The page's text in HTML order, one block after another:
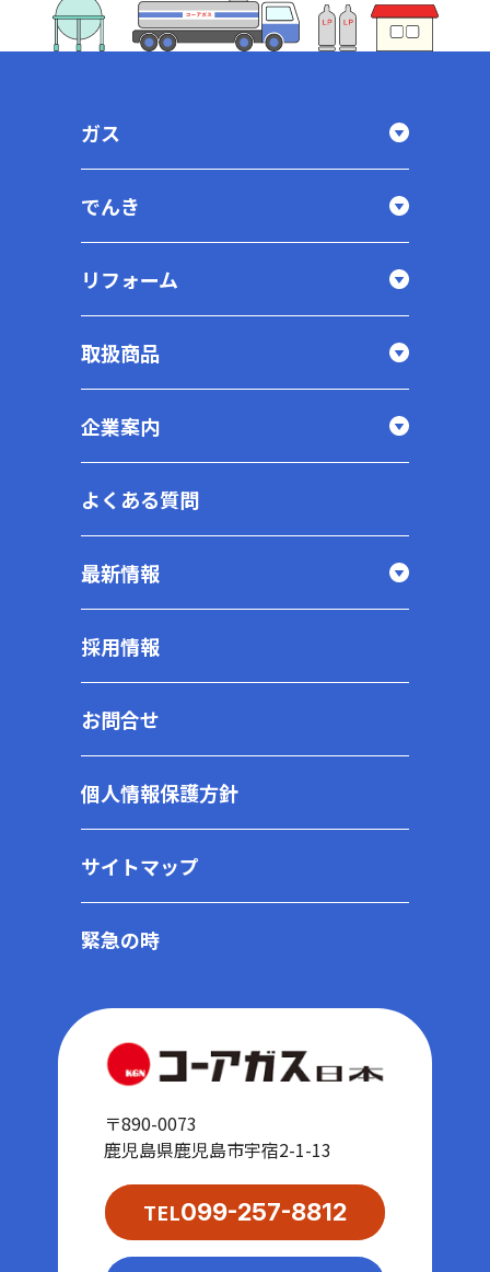
ガス
でんき
リフォーム
取扱商品
企業案内
よくある質問
最新情報
採用情報
お問合せ
個人情報保護方針
サイトマップ
緊急の時
〒890-0073
鹿児島県鹿児島市宇宿2-1-13
TEL099-257-8812